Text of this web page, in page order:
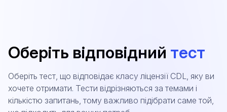
Оберіть відповідний тест
Оберіть тест, що відповідає класу ліцензії CDL, яку ви
хочете отримати. Тести відрізняються за темами і
кількістю запитань, тому важливо підібрати саме той,